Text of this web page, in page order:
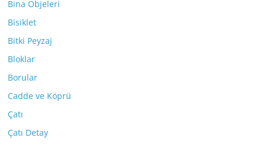
Bina Objeleri
Bisiklet
Bitki Peyzaj
Bloklar
Borular
Cadde ve Köprü
Çatı
Çatı Detay